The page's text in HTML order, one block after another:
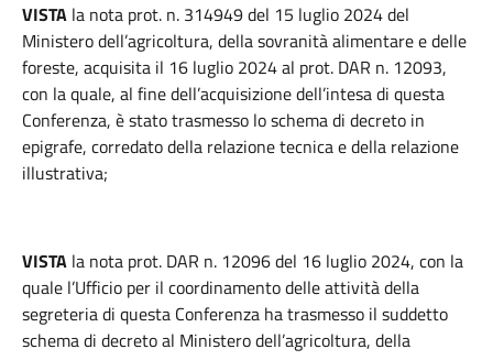
VISTA la nota prot. n. 314949 del 15 luglio 2024 del
Ministero dell’agricoltura, della sovranità alimentare e delle
foreste, acquisita il 16 luglio 2024 al prot. DAR n. 12093,
con la quale, al fine dell’acquisizione dell’intesa di questa
Conferenza, è stato trasmesso lo schema di decreto in
epigrafe, corredato della relazione tecnica e della relazione
illustrativa;
VISTA la nota prot. DAR n. 12096 del 16 luglio 2024, con la
quale l’Ufficio per il coordinamento delle attività della
segreteria di questa Conferenza ha trasmesso il suddetto
schema di decreto al Ministero dell’agricoltura, della